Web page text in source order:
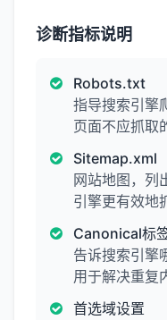
诊断指标说明
Robots.txt
指导搜索引擎
页面不应抓取
Sitemap.xml
网站地图，列
引擎更有效地
Canonical标
告诉搜索引擎
用于解决重复
首选域设置